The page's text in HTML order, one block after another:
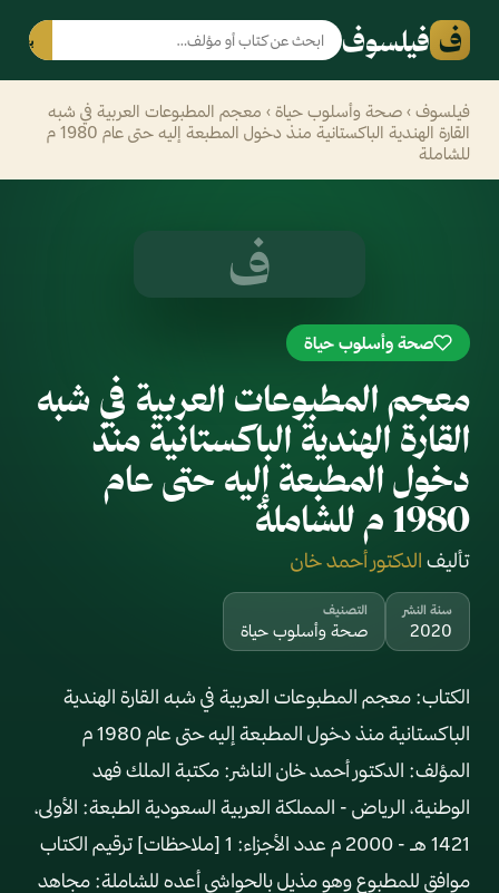
ف فيلسوف بحث
فيلسوف › صحة وأسلوب حياة › معجم المطبوعات العربية في شبه
القارة الهندية الباكستانية منذ دخول المطبعة إليه حتى عام 1980 م
للشاملة
ف
صحة وأسلوب حياة
معجم المطبوعات العربية في شبه
القارة الهندية الباكستانية منذ
دخول المطبعة إليه حتى عام
1980 م للشاملة
تأليف الدكتور أحمد خان
سنة النشر
2020
التصنيف
صحة وأسلوب حياة
الكتاب: معجم المطبوعات العربية في شبه القارة الهندية
الباكستانية منذ دخول المطبعة إليه حتى عام 1980 م
المؤلف: الدكتور أحمد خان الناشر: مكتبة الملك فهد
الوطنية، الرياض - المملكة العربية السعودية الطبعة: الأولى،
1421 هـ - 2000 م عدد الأجزاء: 1 [ملاحظات] ترقيم الكتاب
موافق للمطبوع وهو مذيل بالحواشي أعده للشاملة: مجاهد